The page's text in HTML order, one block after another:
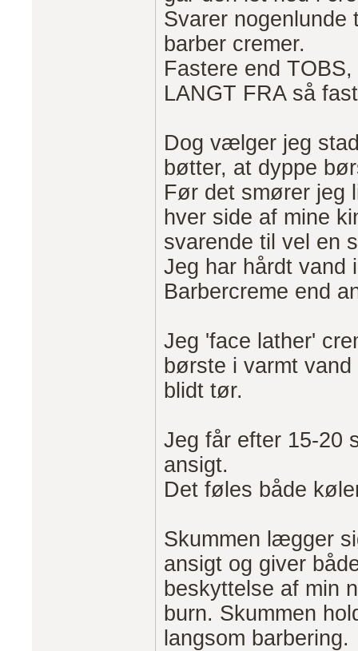
Svarer nogenlunde
barber cremer.
Fastere end
LANGT FRA så
Dog vælger jeg
bøtter, at dyppe
Før det smører jeg
hver side af mine
svarende til vel en
Jeg har hårdt vand
Barbercreme end
Jeg 'face lather'
børste i varmt
blidt tør.
Jeg får efter 15-20
ansigt.
Det føles både
Skummen lægger
ansigt og giver
beskyttelse af min
burn. Skummen
langsom barbering.